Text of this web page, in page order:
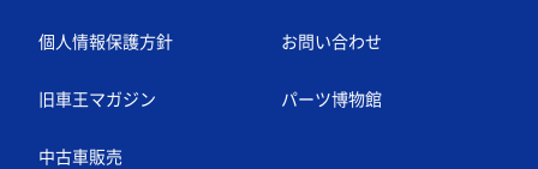
個人情報保護方針 お問い合わせ
旧車王マガジン パーツ博物館
中古車販売